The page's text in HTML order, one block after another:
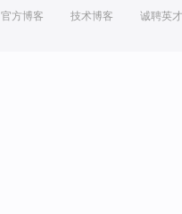
官方博客 技术博客 诚聘英才